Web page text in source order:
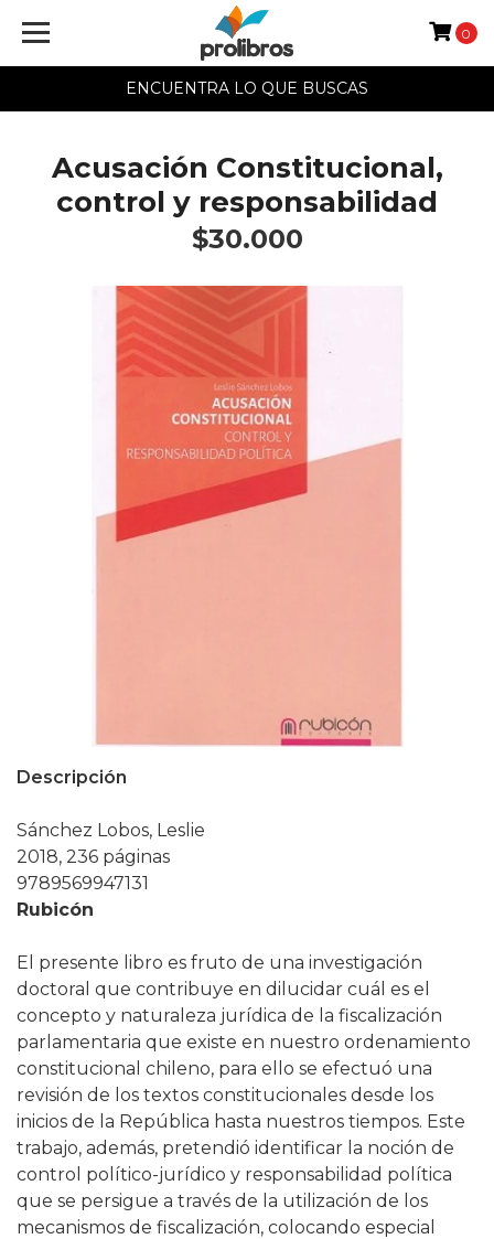
ENCUENTRA LO QUE BUSCAS
0
Acusación Constitucional,
control y responsabilidad
$30.000
Descripción
Sánchez Lobos, Leslie
2018, 236 páginas
9789569947131
Rubicón
El presente libro es fruto de una investigación
doctoral que contribuye en dilucidar cuál es el
concepto y naturaleza jurídica de la fiscalización
parlamentaria que existe en nuestro ordenamiento
constitucional chileno, para ello se efectuó una
revisión de los textos constitucionales desde los
inicios de la República hasta nuestros tiempos. Este
trabajo, además, pretendió identificar la noción de
control político-jurídico y responsabilidad política
que se persigue a través de la utilización de los
mecanismos de fiscalización, colocando especial